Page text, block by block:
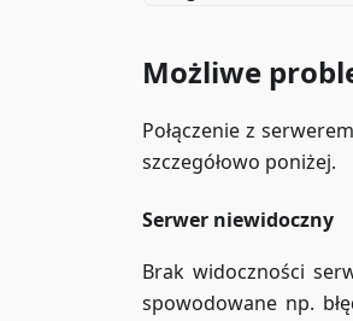
Możliwe
Połączenie z
szczegółowo poniżej.
Serwer niewidoczny
Brak widoczności
spowodowane np.